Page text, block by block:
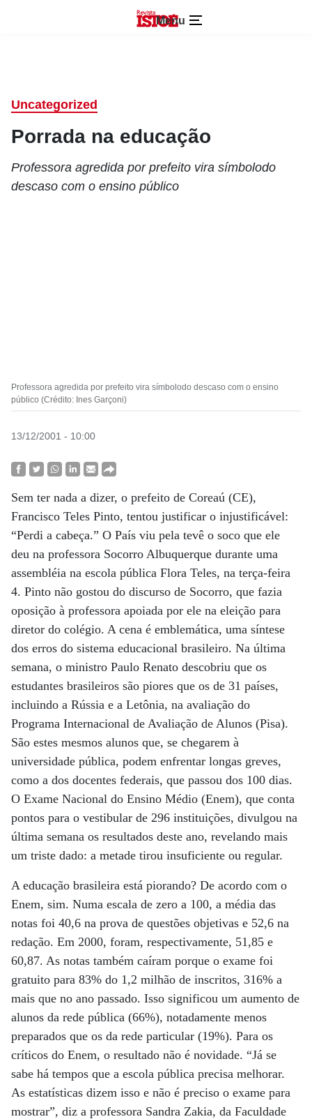
Menu
Uncategorized
Porrada na educação
Professora agredida por prefeito vira símbolodo
descaso com o ensino público
Professora agredida por prefeito vira símbolodo descaso com o ensino
público (Crédito: Ines Garçoni)
13/12/2001 - 10:00
Sem ter nada a dizer, o prefeito de Coreaú (CE),
Francisco Teles Pinto, tentou justificar o injustificável:
“Perdi a cabeça.” O País viu pela tevê o soco que ele
deu na professora Socorro Albuquerque durante uma
assembléia na escola pública Flora Teles, na terça-feira
4. Pinto não gostou do discurso de Socorro, que fazia
oposição à professora apoiada por ele na eleição para
diretor do colégio. A cena é emblemática, uma síntese
dos erros do sistema educacional brasileiro. Na última
semana, o ministro Paulo Renato descobriu que os
estudantes brasileiros são piores que os de 31 países,
incluindo a Rússia e a Letônia, na avaliação do
Programa Internacional de Avaliação de Alunos (Pisa).
São estes mesmos alunos que, se chegarem à
universidade pública, podem enfrentar longas greves,
como a dos docentes federais, que passou dos 100 dias.
O Exame Nacional do Ensino Médio (Enem), que conta
pontos para o vestibular de 296 instituições, divulgou na
última semana os resultados deste ano, revelando mais
um triste dado: a metade tirou insuficiente ou regular.
A educação brasileira está piorando? De acordo com o
Enem, sim. Numa escala de zero a 100, a média das
notas foi 40,6 na prova de questões objetivas e 52,6 na
redação. Em 2000, foram, respectivamente, 51,85 e
60,87. As notas também caíram porque o exame foi
gratuito para 83% do 1,2 milhão de inscritos, 316% a
mais que no ano passado. Isso significou um aumento de
alunos da rede pública (66%), notadamente menos
preparados que os da rede particular (19%). Para os
críticos do Enem, o resultado não é novidade. “Já se
sabe há tempos que a escola pública precisa melhorar.
As estatísticas dizem isso e não é preciso o exame para
mostrar”, diz a professora Sandra Zakia, da Faculdade